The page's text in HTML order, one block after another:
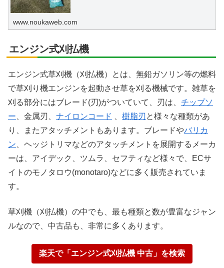
www.noukaweb.com
エンジン式刈払機
エンジン式草刈機（刈払機）とは、無鉛ガソリン等の燃料
で草刈り機エンジンを起動させ草を刈る機械です。雑草を
刈る部分にはブレード(刃)がついていて、刃は、 チップソ
ー、金属刃、 ナイロンコード 、 樹脂刃 と様々な種類があ
り、またアタッチメントもあります。ブレードやバリカ
ン、ヘッジトリマなどのアタッチメントを展開するメーカ
ーは、アイデック、ツムラ、セフティなど様々で、ECサ
イトのモノタロウ(monotaro)などに多く販売されていま
す。
草刈機（刈払機）の中でも、最も種類と数が豊富なジャン
ルなので、中古品も、非常に多くあります。
楽天で「エンジン式刈払機 中古」を検索